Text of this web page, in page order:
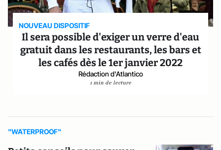
NOUVEAU DISPOSITIF
Il sera possible d'exiger un verre d'eau
gratuit dans les restaurants, les bars et
les cafés dès le 1er janvier 2022
Rédaction d'Atlantico
1 min de lecture
"WATERPROOF"